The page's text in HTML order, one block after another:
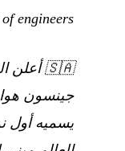
engineers.
🇸🇦
يسميه أول